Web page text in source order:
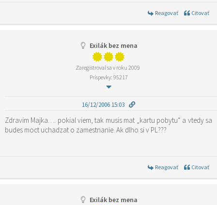
Reagovať Citovať
Exilák bez mena
Zaregistroval sa v roku 2009
Príspevky: 95217
16/12/2006 15:03
Zdravim Majka…. pokial viem, tak musis mat „kartu pobytu“ a vtedy sa
budes moct uchadzat o zamestnanie. Ak dlho si v PL???
Reagovať Citovať
Exilák bez mena